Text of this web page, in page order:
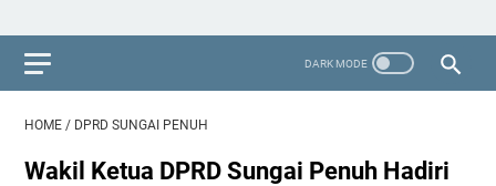
HOME / DPRD SUNGAI PENUH
Wakil Ketua DPRD Sungai Penuh Hadiri